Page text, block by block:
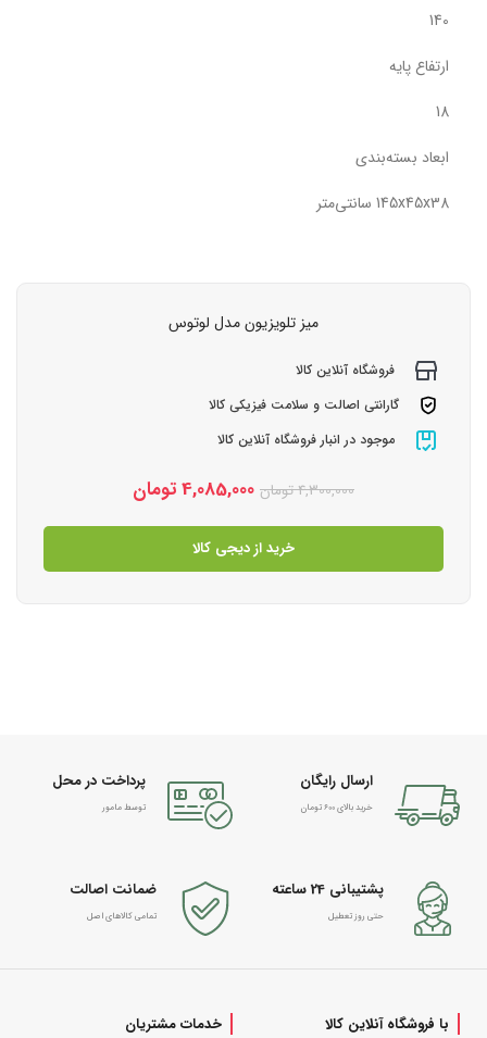
140
ارتفاع پایه
18
ابعاد بسته‌بندی
145x45x38 سانتی‌متر
میز تلویزیون مدل لوتوس
فروشگاه آنلاین کالا
گارانتی اصالت و سلامت فیزیکی کالا
موجود در انبار فروشگاه آنلاین کالا
4,300,000تومان 4,085,000تومان
خرید از دیجی کالا
ارسال رایگان
خرید بالای 600 تومان
پرداخت در محل
توسط مامور
پشتیبانی 24 ساعته
حتی روز تعطیل
ضمانت اصالت
تمامی کالاهای اصل
با فروشگاه آنلاین کالا
خدمات مشتریان